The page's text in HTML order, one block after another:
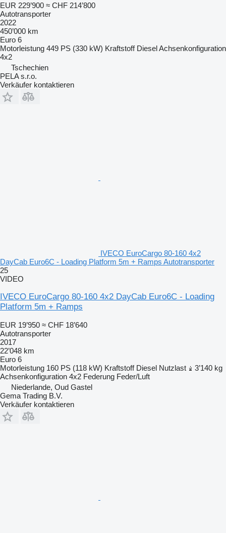
EUR 229’900 ≈ CHF 214’800
Autotransporter
2022
450’000 km
Euro 6
Motorleistung 449 PS (330 kW) Kraftstoff DieselAchsenkonfiguration
4x2
Tschechien
PELA s.r.o.
Verkäufer kontaktieren
IVECO EuroCargo 80-160 4x2
DayCab Euro6C - Loading Platform 5m + Ramps Autotransporter
25
VIDEO
IVECO EuroCargo 80-160 4x2 DayCab Euro6C - Loading
Platform 5m + Ramps
EUR 19’950 ≈ CHF 18’640
Autotransporter
2017
22’048 km
Euro 6
Motorleistung 160 PS (118 kW) Kraftstoff Diesel Nutzlast
3’140 kg
Achsenkonfiguration 4x2 Federung Feder/Luft
Niederlande, Oud Gastel
Gema Trading B.V.
Verkäufer kontaktieren